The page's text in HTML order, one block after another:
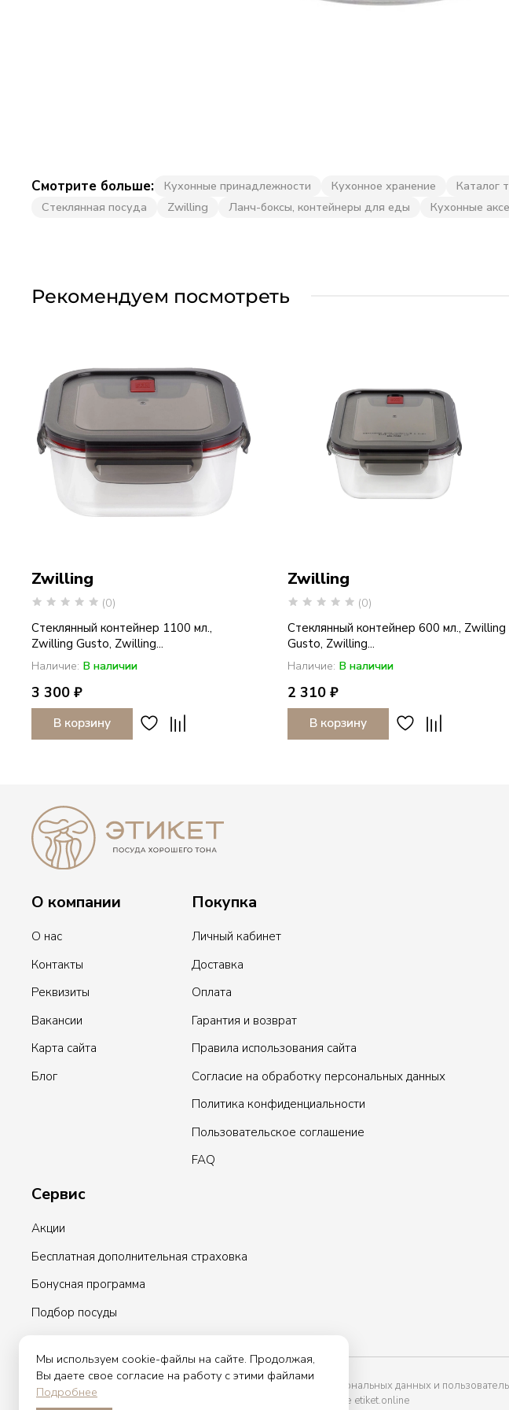
Смотрите больше: Кухонные принадлежности Кухонное хранение
Каталог
Стеклянная посуда
Zwilling Ланч-боксы, контейнеры для еды Кухонные
Рекомендуем посмотреть
Zwilling
(0)
Стеклянный контейнер 1100 мл.,
Zwilling Gusto, Zwilling...
Наличие: В наличии
3 300 ₽
В корзину
Zwilling
(0)
Стеклянный контейнер 600 мл., Zwilling
Gusto, Zwilling...
Наличие: В наличии
2 310 ₽
В корзину
О компании
О нас
Контакты
Реквизиты
Вакансии
Карта сайта
Блог
Покупка
Личный кабинет
Доставка
Оплата
Гарантия и возврат
Правила использования сайта
Согласие на обработку персональных данных
Политика конфиденциальности
Пользовательское соглашение
FAQ
Сервис
Акции
Бесплатная дополнительная страховка
Бонусная программа
Подбор посуды
Вы принимаете условия политики в отношении обработки персональных данных и
оставляете свои данные в любой форме обратной связи на сайте etiket.online
Мы используем cookie-файлы на сайте. Продолжая,
Вы даете свое согласие на работу с этими файлами
Подробнее